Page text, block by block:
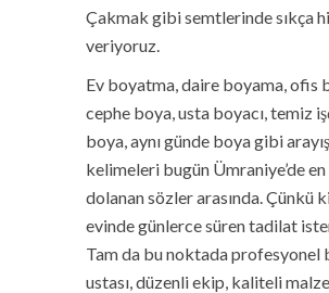
Çakmak gibi semtlerinde sıkça
veriyoruz.
Ev boyatma, daire boyama, ofis
cephe boya, usta boyacı, temiz
boya, aynı günde boya gibi arayış
kelimeleri bugün Ümraniye’de
dolanan sözler arasında. Çünkü
evinde günlerce süren tadilat
Tam da bu noktada profesyonel
ustası, düzenli ekip, kaliteli